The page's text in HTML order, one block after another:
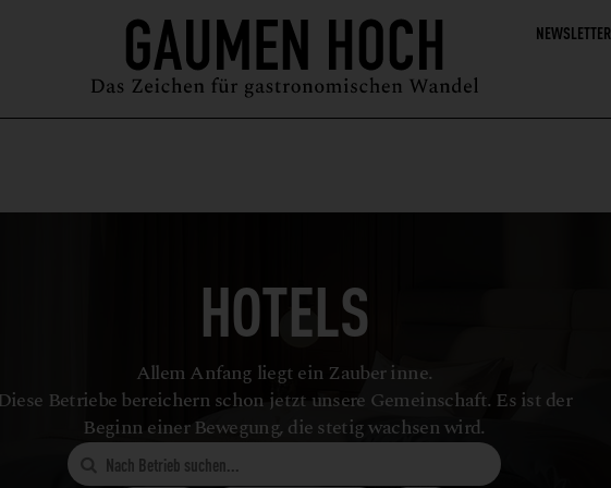
NEWSLETTER
MAGAZIN GUIDE PODCAST ÜBER UNS SYMPOSIUM
HOTELS
Allem Anfang liegt ein Zauber inne.
Diese Betriebe bereichern schon jetzt unsere Gemeinschaft. Es ist der
Beginn einer Bewegung, die stetig wachsen wird.
